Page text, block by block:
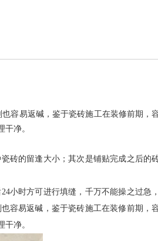
容易返碱，鉴于瓷砖施工在装修前期，
净。
砖的留逢大小；其次是铺贴完成之后的
小时方可进行填缝，千万不能操之过急
容易返碱，鉴于瓷砖施工在装修前期，
净。